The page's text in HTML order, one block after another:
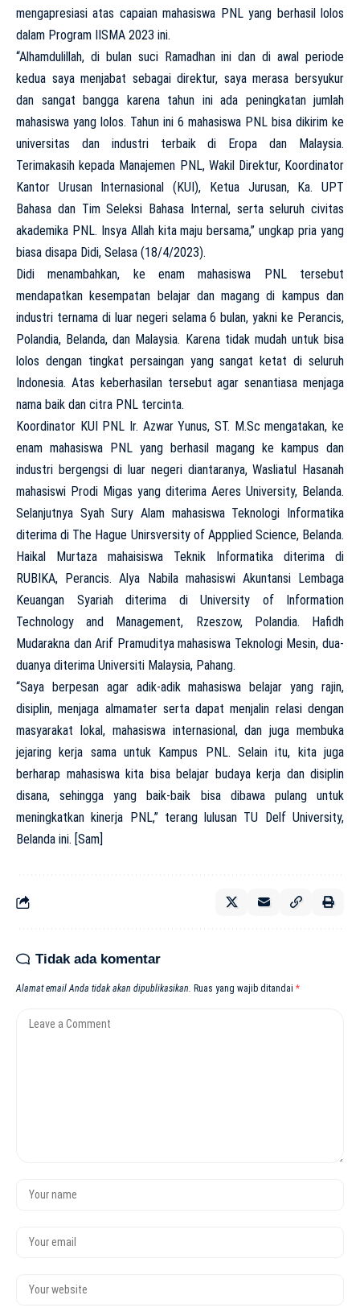
mengapresiasi atas capaian mahasiswa PNL yang berhasil lolos
dalam Program IISMA 2023 ini.
“Alhamdulillah, di bulan suci Ramadhan ini dan di awal periode
kedua saya menjabat sebagai direktur, saya merasa bersyukur
dan sangat bangga karena tahun ini ada peningkatan jumlah
mahasiswa yang lolos. Tahun ini 6 mahasiswa PNL bisa dikirim ke
universitas dan industri terbaik di Eropa dan Malaysia.
Terimakasih kepada Manajemen PNL, Wakil Direktur, Koordinator
Kantor Urusan Internasional (KUI), Ketua Jurusan, Ka. UPT
Bahasa dan Tim Seleksi Bahasa Internal, serta seluruh civitas
akademika PNL. Insya Allah kita maju bersama,” ungkap pria yang
biasa disapa Didi, Selasa (18/4/2023).
Didi menambahkan, ke enam mahasiswa PNL tersebut
mendapatkan kesempatan belajar dan magang di kampus dan
industri ternama di luar negeri selama 6 bulan, yakni ke Perancis,
Polandia, Belanda, dan Malaysia. Karena tidak mudah untuk bisa
lolos dengan tingkat persaingan yang sangat ketat di seluruh
Indonesia. Atas keberhasilan tersebut agar senantiasa menjaga
nama baik dan citra PNL tercinta.
Koordinator KUI PNL Ir. Azwar Yunus, ST. M.Sc mengatakan, ke
enam mahasiswa PNL yang berhasil magang ke kampus dan
industri bergengsi di luar negeri diantaranya, Wasliatul Hasanah
mahasiswi Prodi Migas yang diterima Aeres University, Belanda.
Selanjutnya Syah Sury Alam mahasiswa Teknologi Informatika
diterima di The Hague Unirsversity of Appplied Science, Belanda.
Haikal Murtaza mahaisiswa Teknik Informatika diterima di
RUBIKA, Perancis. Alya Nabila mahasiswi Akuntansi Lembaga
Keuangan Syariah diterima di University of Information
Technology and Management, Rzeszow, Polandia. Hafidh
Mudarakna dan Arif Pramuditya mahasiswa Teknologi Mesin, dua-
duanya diterima Universiti Malaysia, Pahang.
“Saya berpesan agar adik-adik mahasiswa belajar yang rajin,
disiplin, menjaga almamater serta dapat menjalin relasi dengan
masyarakat lokal, mahasiswa internasional, dan juga membuka
jejaring kerja sama untuk Kampus PNL. Selain itu, kita juga
berharap mahasiswa kita bisa belajar budaya kerja dan disiplin
disana, sehingga yang baik-baik bisa dibawa pulang untuk
meningkatkan kinerja PNL,” terang lulusan TU Delf University,
Belanda ini. [Sam]
Tidak ada komentar
Alamat email Anda tidak akan dipublikasikan. Ruas yang wajib ditandai *